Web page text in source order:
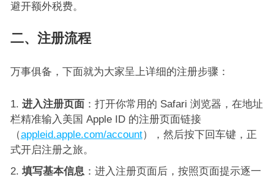
避开额外税费。
二、注册流程
万事俱备，下面就为大家呈上详细的注册步骤：
进入注册页面：打开你常用的 Safari 浏览器，在地址
栏精准输入美国 Apple ID 的注册页面链接
（appleid.apple.com/account），然后按下回车键，正
式开启注册之旅。
填写基本信息 ：进入注册页面后，按照页面提示逐一